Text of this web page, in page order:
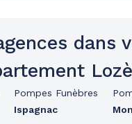
dans
Pompes Funèbres
Ispagnac